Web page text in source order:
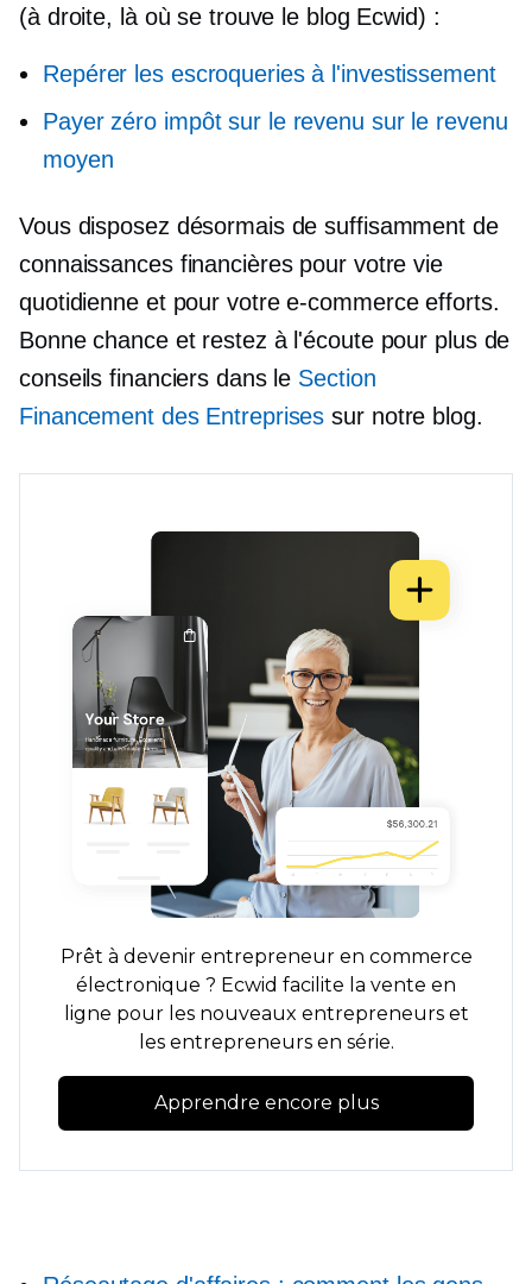
(à droite, là où se trouve le blog Ecwid) :
Repérer les escroqueries à l'investissement
Payer zéro impôt sur le revenu sur le revenu
moyen
Vous disposez désormais de suffisamment de
connaissances financières pour votre vie
quotidienne et pour votree-commerceefforts.
Bonne chance et restez à l'écoute pour plus de
conseils financiers dans le Section
Financement des Entreprises sur notre blog.
Prêt à devenir entrepreneur en commerce
électronique ? Ecwid facilite la vente en
ligne pour les nouveaux entrepreneurs et
les entrepreneurs en série.
Apprendre encore plus